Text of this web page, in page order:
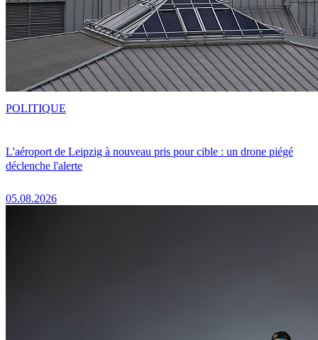
L'aéroport de Leipzig à nouveau pris pour cible : un drone piégé
déclenche l'alerte
05.08.2026
POLITIQUE